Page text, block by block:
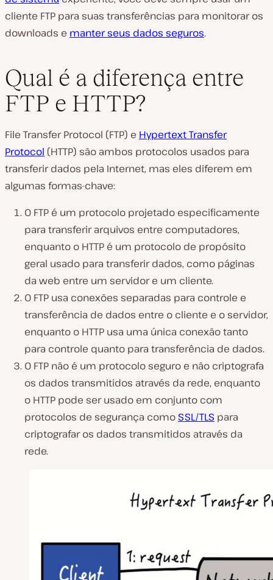
cliente FTP para suas transferências para monitorar os
downloads e manter seus dados seguros.
Qual é a diferença entre
FTP e HTTP?
File Transfer Protocol (FTP) e Hypertext Transfer
Protocol (HTTP) são ambos protocolos usados para
transferir dados pela Internet, mas eles diferem em
algumas formas-chave:
O FTP é um protocolo projetado especificamente
para transferir arquivos entre computadores,
enquanto o HTTP é um protocolo de propósito
geral usado para transferir dados, como páginas
da web entre um servidor e um cliente.
O FTP usa conexões separadas para controle e
transferência de dados entre o cliente e o servidor,
enquanto o HTTP usa uma única conexão tanto
para controle quanto para transferência de dados.
O FTP não é um protocolo seguro e não criptografa
os dados transmitidos através da rede, enquanto
o HTTP pode ser usado em conjunto com
protocolos de segurança como SSL/TLS para
criptografar os dados transmitidos através da
rede.